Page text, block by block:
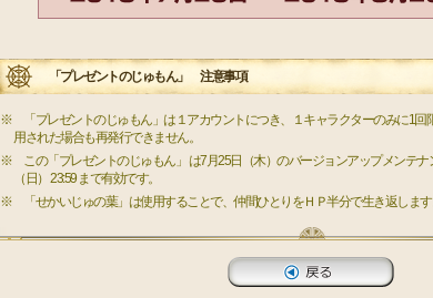
「プレゼントのじゅもん」 注意事項
※ 「プレゼントのじゅもん」は１アカウントにつき、１キャラクターのみに1回
用された場合も再発行できません。
※ この「プレゼントのじゅもん」 は7月25日（木）のバージョンアップメンテナ
（日） 23:59 まで有効です。
※ 「せかいじゅの葉」は使用することで、仲間ひとりをＨＰ半分で生き返します